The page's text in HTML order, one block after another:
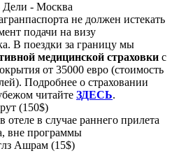
Дели - Москва
не должен истекать
подачи на визу
В поездки за границу мы
медицинской страховки с
от 35000 евро (стоимость
Подробнее о страховании
читайте ЗДЕСЬ.
(150$)
отеле в случае раннего прилета
вне программы
Ашрам (15$)